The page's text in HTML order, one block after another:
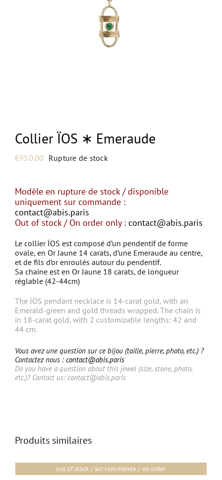
NEW
Collier ÏOS ∗ Emeraude
€950.00 Rupture de stock
Modèle en rupture de stock / disponible
uniquement sur commande :
contact@abis.paris
Out of stock / On order only : contact@abis.paris
Le collier ÏOS est composé d’un pendentif de forme
ovale, en Or Jaune 14 carats, d’une Emeraude au centre,
et de fils d’or enroulés autour du pendentif.
Sa chaine est en Or Jaune 18 carats, de longueur
réglable (42-44cm)
The ÏOS pendant necklace is 14-carat gold, with an
Emerald-green and gold threads wrapped. The chain is
in 18-carat gold, with 2 customizable lengths: 42 and
44 cm.
Vous avez une question sur ce bijou (taille, pierre, photo, etc.) ?
Contactez nous :contact@abis.paris
Do you have a question about this jewel (size, stone, photo,
etc.)? Contact us: contact@abis.paris
Produits similaires
out of stock / sur commande / on order